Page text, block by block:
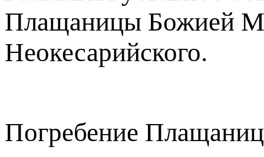
Плащаницы Божией
Неокесарийского.
Погребение